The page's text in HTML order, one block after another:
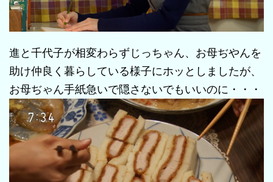
進と千代子が相変わらずじっちゃん、お母ぢやんを
助け仲良く暮らしている様子にホッとしましたが、
お母ぢゃん手紙急いで隠さないでもいいのに・・・